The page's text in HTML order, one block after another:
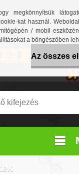
megkönnyítsük
kat használ.
/ mobil
a böngészőben
Az összes
Regisztráció